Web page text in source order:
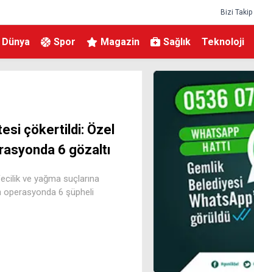
Bizi Takip
Dünya Spor Magazin Sağlık Teknoloji
çökertildi: Özel
6 gözaltı
ve yağma suçlarına
6 şüpheli